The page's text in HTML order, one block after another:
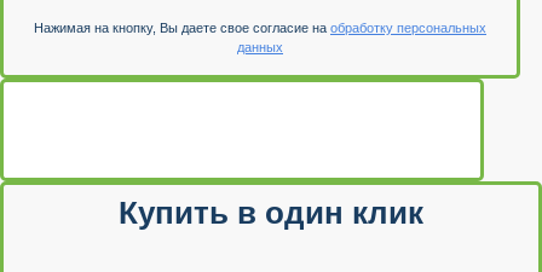
Нажимая на кнопку, Вы даете свое согласие на обработку персональных
данных
Купить в один клик